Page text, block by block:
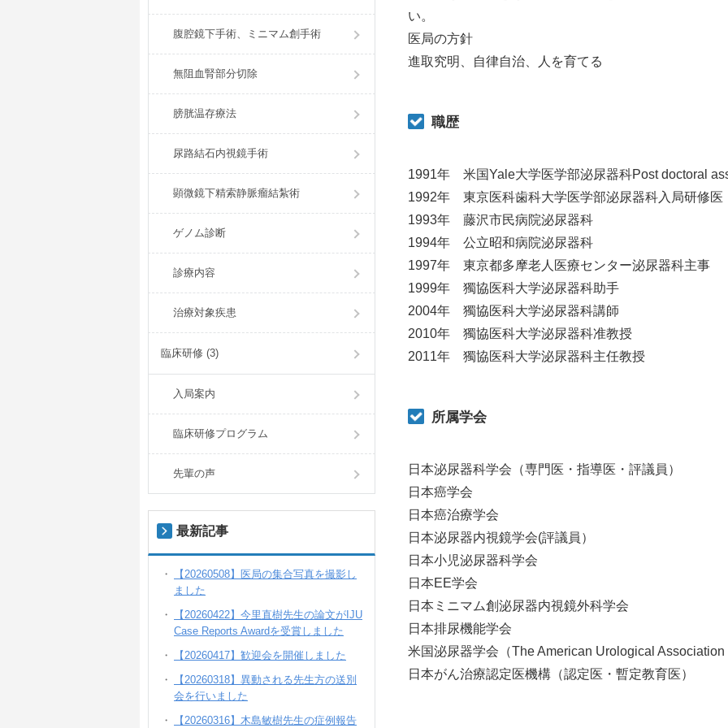
い。
医局の方針
進取究明、自律自治、人を育てる
職歴
1991年 米国Yale大学医学部泌尿器科Post doctoral
1992年 東京医科歯科大学医学部泌尿器科入局研修医
1993年 藤沢市民病院泌尿器科
1994年 公立昭和病院泌尿器科
1997年 東京都多摩老人医療センター泌尿器科主事
1999年 獨協医科大学泌尿器科助手
2004年 獨協医科大学泌尿器科講師
2010年 獨協医科大学泌尿器科准教授
2011年 獨協医科大学泌尿器科主任教授
所属学会
日本泌尿器科学会（専門医・指導医・評議員）
日本癌学会
日本癌治療学会
日本泌尿器内視鏡学会(評議員）
日本小児泌尿器科学会
日本EE学会
日本ミニマム創泌尿器内視鏡外科学会
日本排尿機能学会
米国泌尿器学会（The American Urological Association
日本がん治療認定医機構（認定医・暫定教育医）
腹腔鏡下手術、ミニマム創手術
無阻血腎部分切除
膀胱温存療法
尿路結石内視鏡手術
顕微鏡下精索静脈瘤結紮術
ゲノム診断
診療内容
治療対象疾患
臨床研修 (3)
入局案内
臨床研修プログラム
先輩の声
最新記事
【20260508】医局の集合写真を撮影し
ました
【20260422】今里直樹先生の論文がIJU
Case Reports Awardを受賞しました
【20260417】歓迎会を開催しました
【20260318】異動される先生方の送別
会を行いました
【20260316】木島敏樹先生の症例報告